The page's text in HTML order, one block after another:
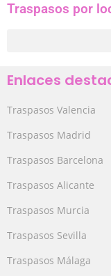
Traspasos por
Enlaces
Traspasos Valencia
Traspasos Madrid
Traspasos Barcelona
Traspasos Alicante
Traspasos Murcia
Traspasos Sevilla
Traspasos Málaga